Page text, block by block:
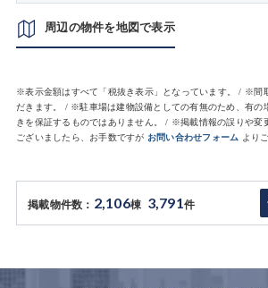
周辺の物件を地図で表示
※表示金額はすべて「税抜き表示」となっています。 / ※間
だきます。 / ※駐車場は建物設備としての有無のため、有の
きを保証するものではありません。 / ※掲載情報の誤りや変
ございましたら、お手数ですが お問い合わせフォーム より
掲載物件数： 2,106棟 3,791件